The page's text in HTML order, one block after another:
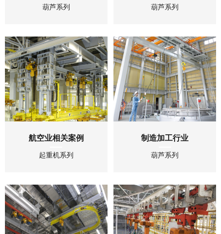
葫芦系列 葫芦系列
航空业相关案例
起重机系列
制造加工行业
葫芦系列